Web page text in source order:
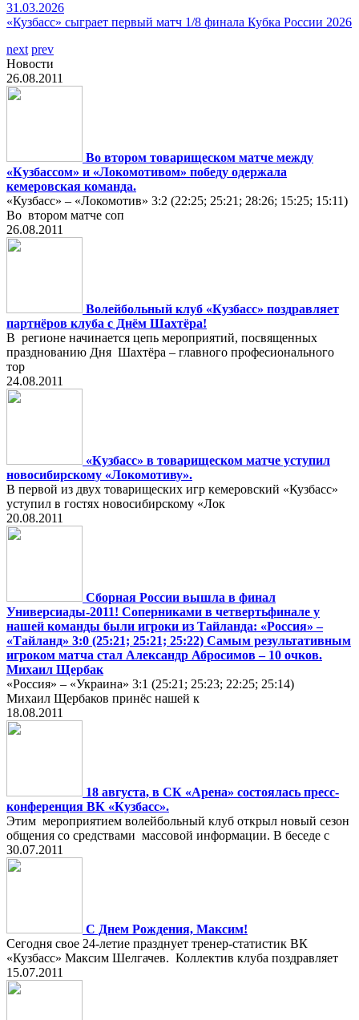
31.03.2026
«Кузбасс» сыграет первый матч 1/8 финала Кубка России 2026
next prev
Новости
26.08.2011
Во втором товарищеском матче между
«Кузбассом» и «Локомотивом» победу одержала
кемеровская команда.
«Кузбасс» – «Локомотив» 3:2 (22:25; 25:21; 28:26; 15:25; 15:11)
Во втором матче соп
26.08.2011
Волейбольный клуб «Кузбасс» поздравляет
партнёров клуба с Днём Шахтёра!
В регионе начинается цепь мероприятий, посвященных
празднованию Дня Шахтёра – главного професионального
тор
24.08.2011
«Кузбасс» в товарищеском матче уступил
новосибирскому «Локомотиву».
В первой из двух товарищеских игр кемеровский «Кузбасс»
уступил в гостях новосибирскому «Лок
20.08.2011
Сборная России вышла в финал
Универсиады-2011! Соперниками в четвертьфинале у
нашей команды были игроки из Тайланда: «Россия» –
«Тайланд» 3:0 (25:21; 25:21; 25:22) Самым результативным
игроком матча стал Александр Абросимов – 10 очков.
Михаил Щербак
«Россия» – «Украина» 3:1 (25:21; 25:23; 22:25; 25:14)
Михаил Щербаков принёс нашей к
18.08.2011
18 августа, в СК «Арена» состоялась пресс-
конференция ВК «Кузбасс».
Этим мероприятием волейбольный клуб открыл новый сезон
общения со средствами массовой информации. В беседе с
30.07.2011
С Днем Рождения, Максим!
Сегодня свое 24-летие празднует тренер-статистик ВК
«Кузбасс» Максим Шелгачев. Коллектив клуба поздравляет
15.07.2011